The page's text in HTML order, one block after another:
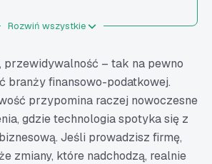
niefinansowe
na specjalizacje biur rachunkowych
– podsumowanie
w branży księgowej?
Rozwiń wszystkie
przewidywalność – tak na pewno
branży finansowo-podatkowej.
przypomina raczej nowoczesne
gdzie technologia spotyka się z
Jeśli prowadzisz firmę,
zmiany, które nadchodzą, realnie